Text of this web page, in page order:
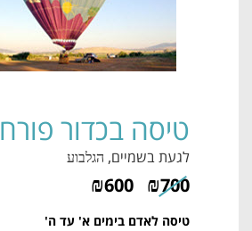
טיסה בכדור פורח
לגעת בשמיים, הגלבוע
₪700
₪600
טיסה לאדם בימים א' עד ה'